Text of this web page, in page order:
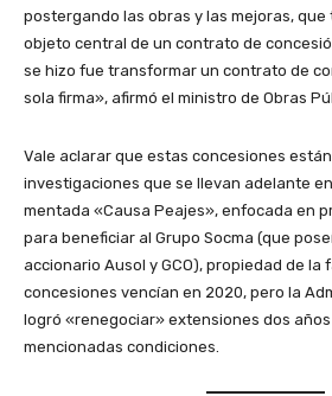
postergando las obras y las mejoras, que
objeto central de un contrato de
se hizo fue transformar un contrato de
sola firma», afirmó el ministro de Obras
Vale aclarar que estas concesiones
investigaciones que se llevan adelante
mentada «Causa Peajes», enfocada en
para beneficiar al Grupo Socma (que
accionario Ausol y GCO), propiedad de la
concesiones vencían en 2020, pero la
logró «renegociar» extensiones dos
mencionadas condiciones.